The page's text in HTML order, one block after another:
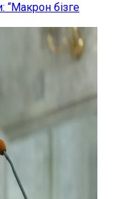
“Макрон бізге